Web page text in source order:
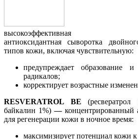
высокоэффективная
антиоксидантная сыворотка
типов кожи, включая чувствительную:
предупреждает образование
радикалов;
корректирует возрастные
RESVERATROL
BE
байкалин 1%) — концентрированный
для регенерации кожи в ночное время:
максимизирует потенциал кожи